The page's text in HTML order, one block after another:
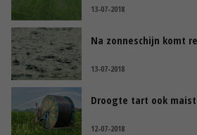
13-07-2018
Na zonneschijn komt
13-07-2018
Droogte tart ook
12-07-2018